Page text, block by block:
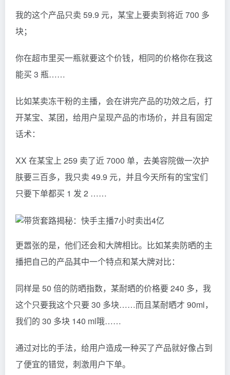
我的这个产品只卖 59.9 元，某宝上要卖到将近 700 多
块；
你在超市里买一瓶就要这个价钱，相同的价格你在我这
能买 3 瓶……
比如某卖冻干粉的主播，会在讲完产品的功效之后，打
开某宝、某团，给用户呈现产品的市场价，并且有固定
话术：
XX 在某宝上 259 卖了近 7000 单，去美容院做一次护
肤要三百多，我只卖 49.9 元，并且今天所有的宝宝们
只要下单都买 1 发 2 ……
更嚣张的是，他们还会和大牌相比。比如某卖防晒的主
播把自己的产品其中一个特点和某大牌对比：
同样是 50 倍的防晒指数，某耐晒的价格要 240 多，我
这个只要我这个只要 30 多块……而且某耐晒才 90ml，
我们的 30 多块 140 ml哦……
通过对比的手法，给用户造成一种买了产品就好像占到
了便宜的错觉，刺激用户下单。